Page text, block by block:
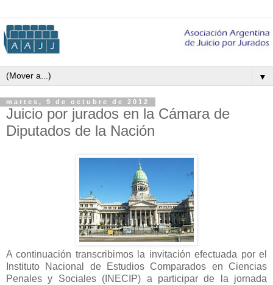
▼
martes, 9 de octubre de 2012
Juicio por jurados en la Cámara de
Diputados de la Nación
A continuación transcribimos la invitación efectuada por el
Instituto Nacional de Estudios Comparados en Ciencias
Penales y Sociales (INECIP) a participar de la jornada